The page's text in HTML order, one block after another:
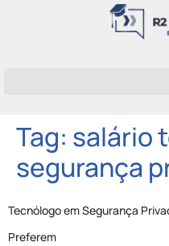
Tag: salário
segurança
Tecnólogo em Segurança
Preferem